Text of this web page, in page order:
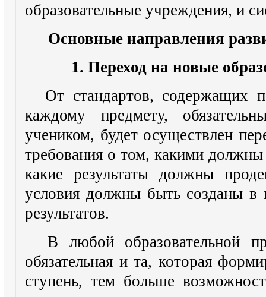
образовательные учреждения, и
Основные направления
1. Переход на новые
От стандартов, содержащих
каждому предмету,
учеником, будет осуществлен
требования о том, какими
какие результаты должны
условия должны быть созданы в
результатов.
В любой образовательной
обязательная и та, которая
ступень, тем больше